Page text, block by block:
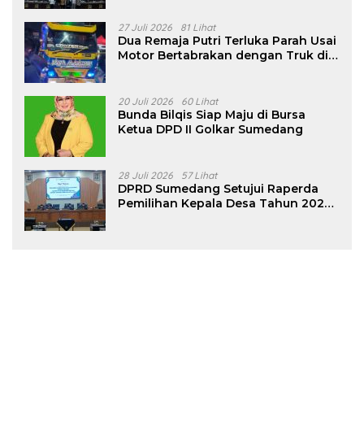
27 Juli 2026 81 Lihat
Dua Remaja Putri Terluka Parah Usai
Motor Bertabrakan dengan Truk di
20 Juli 2026 60 Lihat
Bunda Bilqis Siap Maju di Bursa
Ketua DPD II Golkar Sumedang
28 Juli 2026 57 Lihat
DPRD Sumedang Setujui Raperda
Pemilihan Kepala Desa Tahun 2026